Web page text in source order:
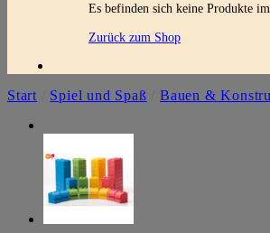
Es befinden sich keine Produkte
Zurück zum Shop
Start Spiel und Spaß Bauen &